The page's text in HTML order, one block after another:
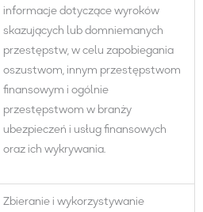
informacje dotyczące wyroków
skazujących lub domniemanych
przestępstw, w celu zapobiegania
oszustwom, innym przestępstwom
finansowym i ogólnie
przestępstwom w branży
ubezpieczeń i usług finansowych
oraz ich wykrywania.
Zbieranie i wykorzystywanie